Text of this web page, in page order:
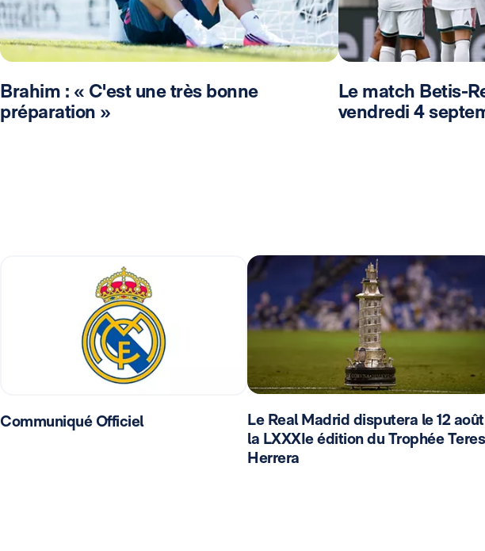
Brahim : « C'est une très bonne
préparation »
Le match Betis-
vendredi 4
Communiqué Officiel
Le Real Madrid disputera le 12 août
la LXXXIe édition du Trophée
Herrera